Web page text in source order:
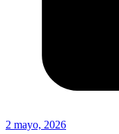
2 mayo, 2026